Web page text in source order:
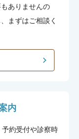
ありませんの
まずはご相談く
内
約受付や診察時